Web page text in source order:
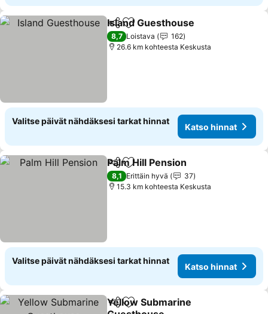
Jaa Lisää suosikkeihin
Island Guesthouse
8,7 Loistava
162
26.6 km kohteesta Keskusta
Valitse päivät nähdäksesi tarkat hinnat
Katso hinnat
Jaa Lisää suosikkeihin
Palm Hill Pension
8,1 Erittäin hyvä
37
15.3 km kohteesta Keskusta
Valitse päivät nähdäksesi tarkat hinnat
Katso hinnat
Jaa Lisää suosikkeihin
Yellow Submarine